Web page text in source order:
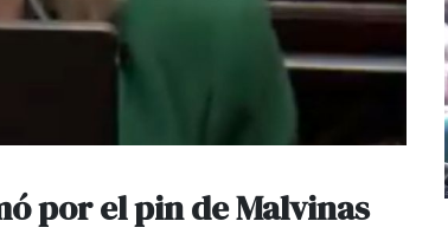
por el pin de Malvinas